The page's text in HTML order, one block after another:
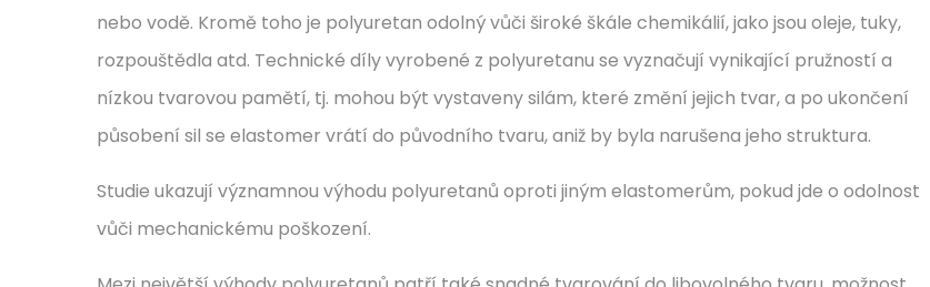
nebo vodě. Kromě toho je polyuretan odolný vůči široké škále chemikálií, jako jsou oleje, tuky,
rozpouštědla atd. Technické díly vyrobené z polyuretanu se vyznačují vynikající pružností a
nízkou tvarovou pamětí, tj. mohou být vystaveny silám, které změní jejich tvar, a po ukončení
působení sil se elastomer vrátí do původního tvaru, aniž by byla narušena jeho struktura.
Studie ukazují významnou výhodu polyuretanů oproti jiným elastomerům, pokud jde o odolnost
vůči mechanickému poškození.